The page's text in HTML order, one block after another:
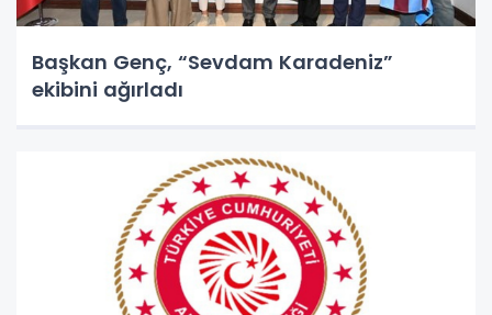
Başkan Genç, “Sevdam Karadeniz”
ekibini ağırladı